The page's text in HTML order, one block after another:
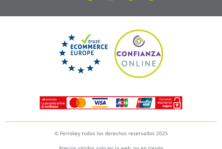
© Ferrokey todos los derechos reservados 2025